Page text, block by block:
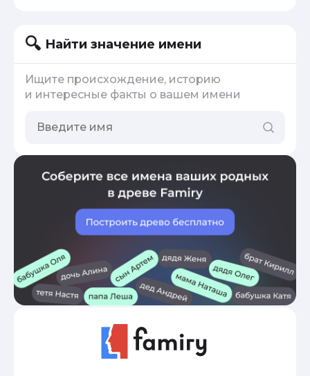
Найти значение имени
Ищите происхождение, историю
и интересные факты о вашем имени